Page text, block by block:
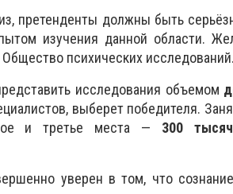
претенденты должны быть
изучения данной области.
Общество психических исследований.
исследования объемом
выберет победителя.
и третье места — 300
уверен в том, что